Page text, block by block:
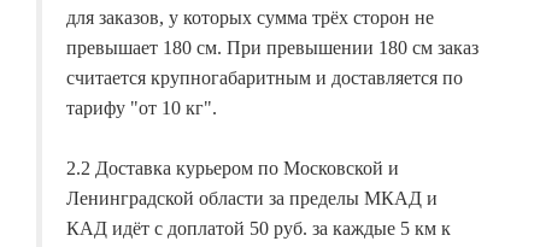
для заказов, у которых сумма трёх сторон не
превышает 180 см. При превышении 180 см заказ
считается крупногабаритным и доставляется по
тарифу "от 10 кг".
2.2 Доставка курьером по Московской и
Ленинградской области за пределы МКАД и
КАД идёт с доплатой 50 руб. за каждые 5 км к